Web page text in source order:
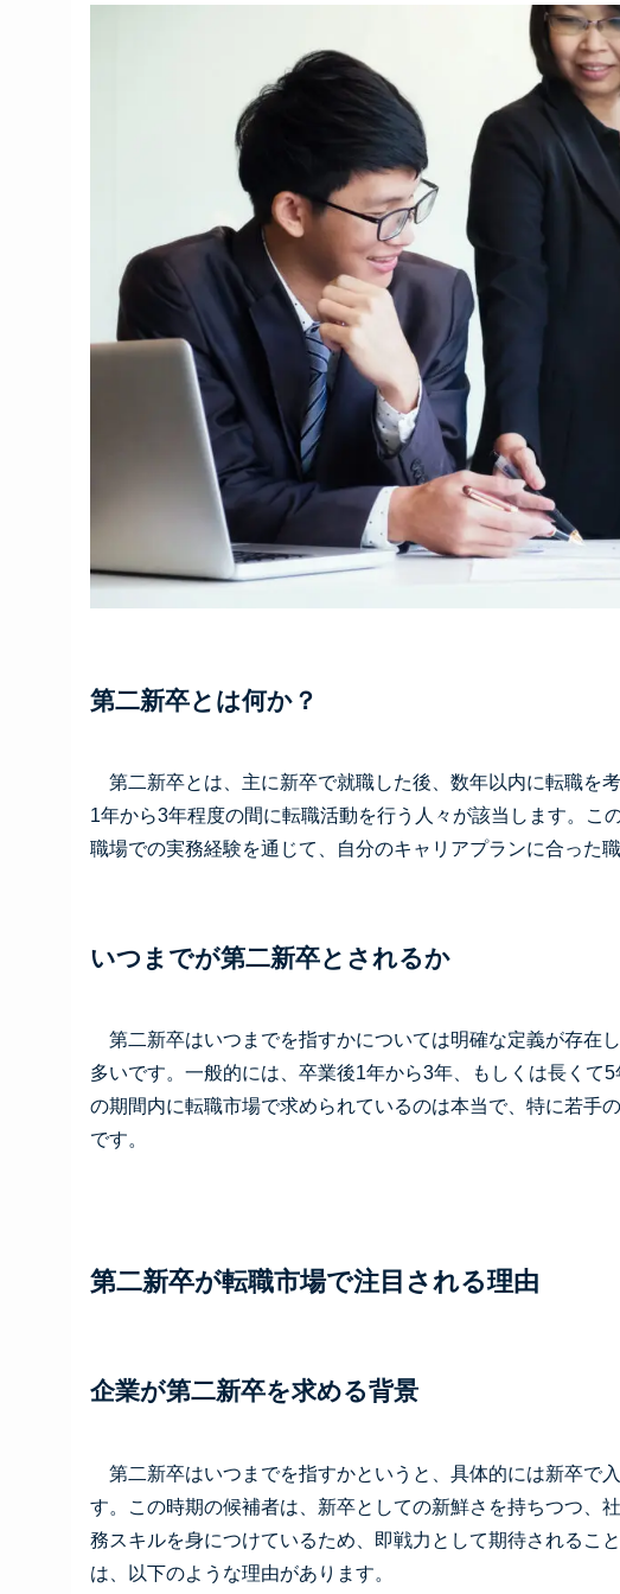
第二新卒とは何か？
第二新卒とは、主に新卒で就職した後、数年以内に転職を
1年から3年程度の間に転職活動を行う人々が該当します。こ
職場での実務経験を通じて、自分のキャリアプランに合った
いつまでが第二新卒とされるか
第二新卒はいつまでを指すかについては明確な定義が存在
多いです。一般的には、卒業後1年から3年、もしくは長くて
の期間内に転職市場で求められているのは本当で、特に若手
です。
第二新卒が転職市場で注目される理由
企業が第二新卒を求める背景
第二新卒はいつまでを指すかというと、具体的には新卒で
す。この時期の候補者は、新卒としての新鮮さを持ちつつ、
務スキルを身につけているため、即戦力として期待されるこ
は、以下のような理由があります。